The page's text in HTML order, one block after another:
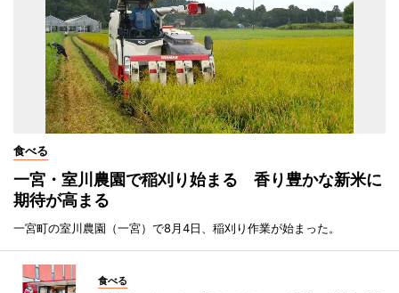
食べる
一宮・室川農園で稲刈り始まる 香り豊かな新米に
期待が高まる
一宮町の室川農園（一宮）で8月4日、稲刈り作業が始まった。
食べる